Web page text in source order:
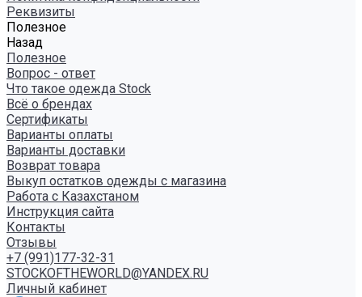
Реквизиты
Полезное
Назад
Полезное
Вопрос - ответ
Что такое одежда Stock
Всё о брендах
Сертификаты
Варианты оплаты
Варианты доставки
Возврат товара
Выкуп остатков одежды с магазина
Работа с Казахстаном
Инструкция сайта
Контакты
Отзывы
+7 (991)177-32-31
STOCKOFTHEWORLD@YANDEX.RU
Личный кабинет